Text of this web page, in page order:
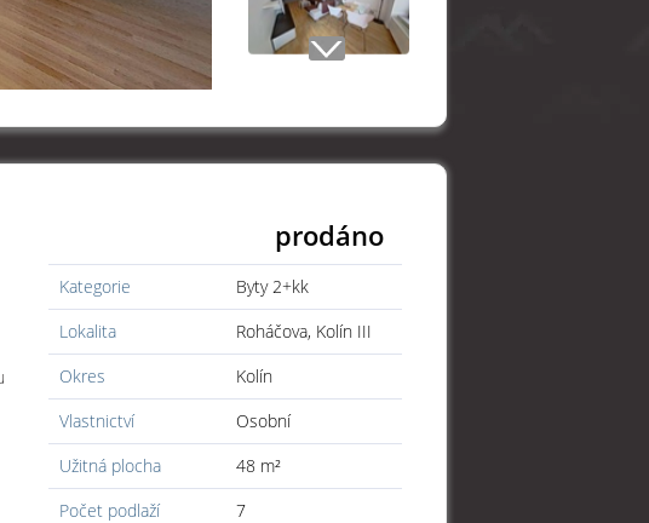
prodáno
Kategorie
Byty 2+kk
Lokalita
Roháčova, Kolín III
Okres
Kolín
Vlastnictví
Osobní
Užitná plocha
48 m²
Počet podlaží
7